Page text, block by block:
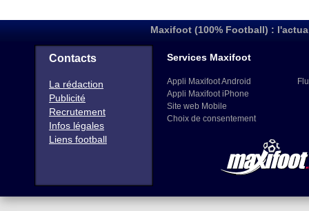
Maxifoot (100% Football) :
Contacts
La rédaction
Publicité
Recrutement
Infos légales
Liens football
Services Maxifoot
Appli Maxifoot Android
Appli Maxifoot iPhone
Site web Mobile
Choix de consentement